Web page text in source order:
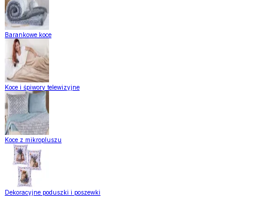
Barankowe koce
Koce i śpiwory telewizyjne
Koce z mikropluszu
Dekoracyjne poduszki i poszewki